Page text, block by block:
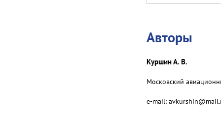
Авторы
Куршин А. В.
Московский
e-mail: